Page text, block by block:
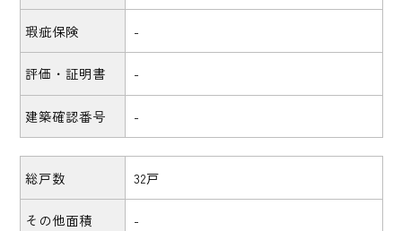
瑕疵保険 -
評価・証明書 -
建築確認番号 -
総戸数 32戸
その他面積 -